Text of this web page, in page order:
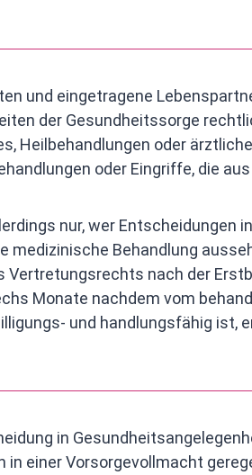
und eingetragene
der Gesundheitssorge
Heilbehandlungen oder
oder Eingriffe, die
nur, wer Entscheidungen
Behandlung
nach der
Monate nachdem vom
und handlungsfähig
in
einer Vorsorgevollmacht